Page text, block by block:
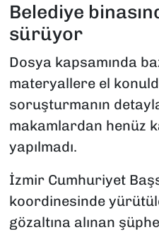
Belediye
sürüyor
Dosya kapsamında
materyallere el
soruşturmanın
makamlardan henüz
yapılmadı.
İzmir Cumhuriyet
koordinesinde
gözaltına alınan